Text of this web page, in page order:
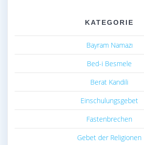
KATEGORIE
Bayram Namazı
Bed-i Besmele
Berat Kandili
Einschulungsgebet
Fastenbrechen
Gebet der Religionen